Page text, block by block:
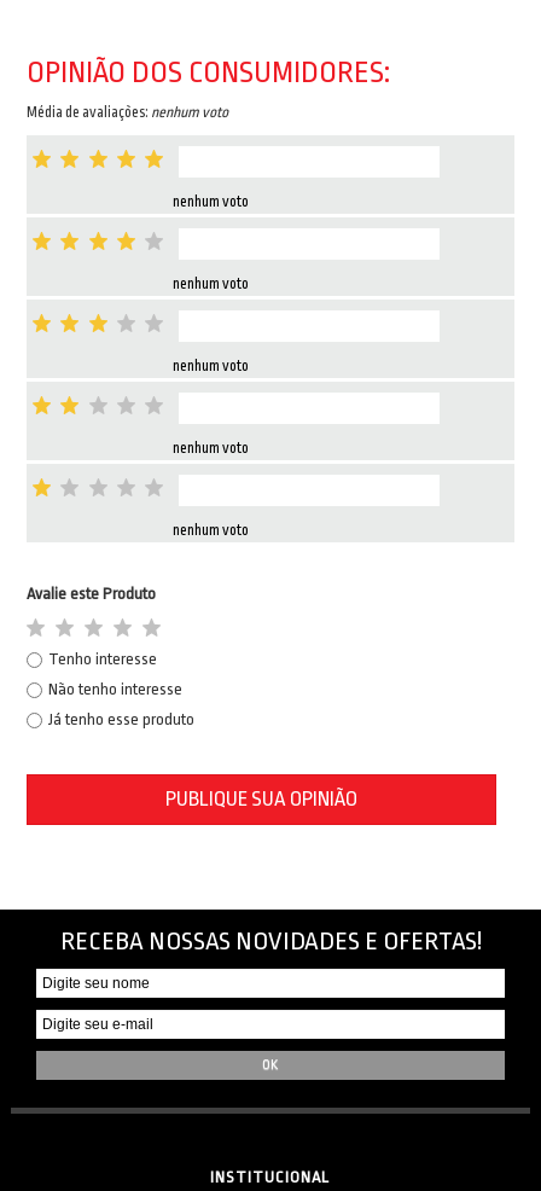
OPINIÃO DOS CONSUMIDORES:
Média de avaliações: nenhum voto
nenhum voto
nenhum voto
nenhum voto
nenhum voto
nenhum voto
Avalie este Produto
Tenho interesse
Não tenho interesse
Já tenho esse produto
PUBLIQUE SUA OPINIÃO
RECEBA NOSSAS NOVIDADES E OFERTAS!
INSTITUCIONAL